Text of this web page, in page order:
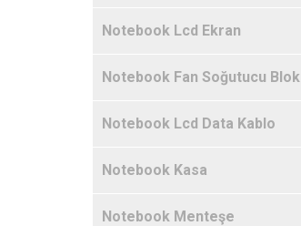
Notebook Lcd Ekran
Notebook Fan Soğutucu Blok
Notebook Lcd Data Kablo
Notebook Kasa
Notebook Menteşe